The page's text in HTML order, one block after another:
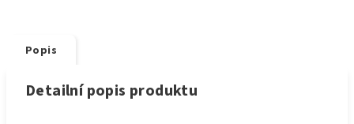
Popis
Detailní popis produktu